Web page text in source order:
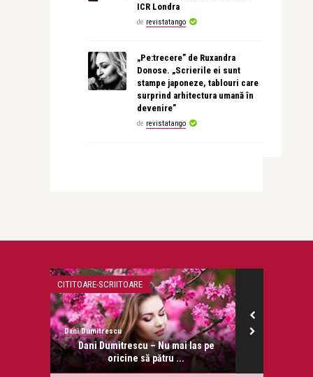
ICR Londra
de revistatango
„Pe:trecere” de Ruxandra
Donose. „Scrierile ei sunt
stampe japoneze, tablouri care
surprind arhitectura umană în
devenire”
de revistatango
CITITOARE-SCRIITOARE
Dani Dumitrescu
Dani Dumitrescu – Nu mai las pe
oricine să pătru ...